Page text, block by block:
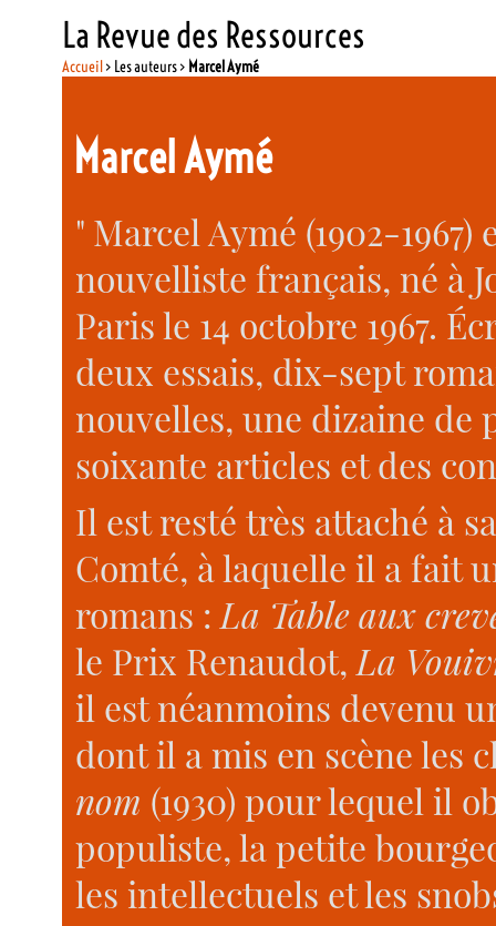
La Revue des Ressources
Accueil> Les auteurs > Marcel Aymé
Marcel Aymé
" Marcel Aymé (1902-
nouvelliste français, né à
Paris le 14 octobre 1967.
deux essais, dix-sept
nouvelles, une dizaine de
soixante articles et des
Il est resté très attaché à
Comté, à laquelle il a fait
romans : La Table aux
le Prix Renaudot, La
il est néanmoins devenu
dont il a mis en scène les
nom (1930) pour lequel il
populiste, la petite
les intellectuels et les